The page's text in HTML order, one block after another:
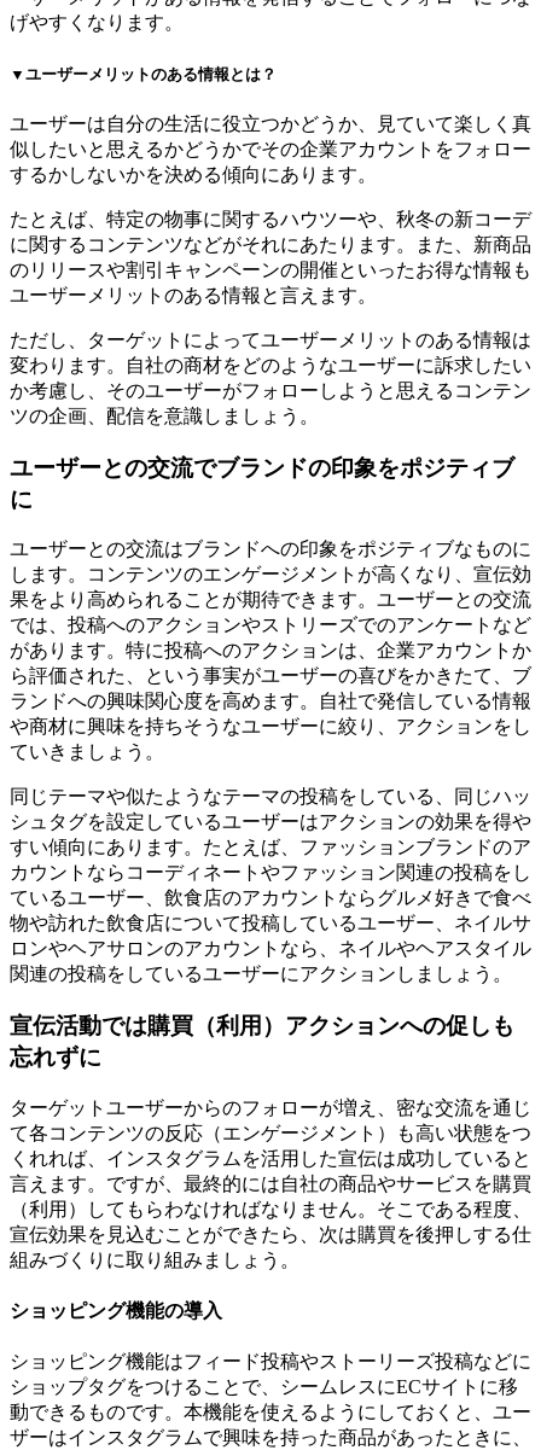
げやすくなります。
▼ユーザーメリットのある情報とは？
ユーザーは自分の生活に役立つかどうか、見ていて楽しく真
似したいと思えるかどうかでその企業アカウントをフォロー
するかしないかを決める傾向にあります。
たとえば、特定の物事に関するハウツーや、秋冬の新コーデ
に関するコンテンツなどがそれにあたります。また、新商品
のリリースや割引キャンペーンの開催といったお得な情報も
ユーザーメリットのある情報と言えます。
ただし、ターゲットによってユーザーメリットのある情報は
変わります。自社の商材をどのようなユーザーに訴求したい
か考慮し、そのユーザーがフォローしようと思えるコンテン
ツの企画、配信を意識しましょう。
ユーザーとの交流でブランドの印象をポジティブ
に
ユーザーとの交流はブランドへの印象をポジティブなものに
します。コンテンツのエンゲージメントが高くなり、宣伝効
果をより高められることが期待できます。ユーザーとの交流
では、投稿へのアクションやストリーズでのアンケートなど
があります。特に投稿へのアクションは、企業アカウントか
ら評価された、という事実がユーザーの喜びをかきたて、ブ
ランドへの興味関心度を高めます。自社で発信している情報
や商材に興味を持ちそうなユーザーに絞り、アクションをし
ていきましょう。
同じテーマや似たようなテーマの投稿をしている、同じハッ
シュタグを設定しているユーザーはアクションの効果を得や
すい傾向にあります。たとえば、ファッションブランドのア
カウントならコーディネートやファッション関連の投稿をし
ているユーザー、飲食店のアカウントならグルメ好きで食べ
物や訪れた飲食店について投稿しているユーザー、ネイルサ
ロンやヘアサロンのアカウントなら、ネイルやヘアスタイル
関連の投稿をしているユーザーにアクションしましょう。
宣伝活動では購買（利用）アクションへの促しも
忘れずに
ターゲットユーザーからのフォローが増え、密な交流を通じ
て各コンテンツの反応（エンゲージメント）も高い状態をつ
くれれば、インスタグラムを活用した宣伝は成功していると
言えます。ですが、最終的には自社の商品やサービスを購買
（利用）してもらわなければなりません。そこである程度、
宣伝効果を見込むことができたら、次は購買を後押しする仕
組みづくりに取り組みましょう。
ショッピング機能の導入
ショッピング機能はフィード投稿やストーリーズ投稿などに
ショップタグをつけることで、シームレスにECサイトに移
動できるものです。本機能を使えるようにしておくと、ユー
ザーはインスタグラムで興味を持った商品があったときに、